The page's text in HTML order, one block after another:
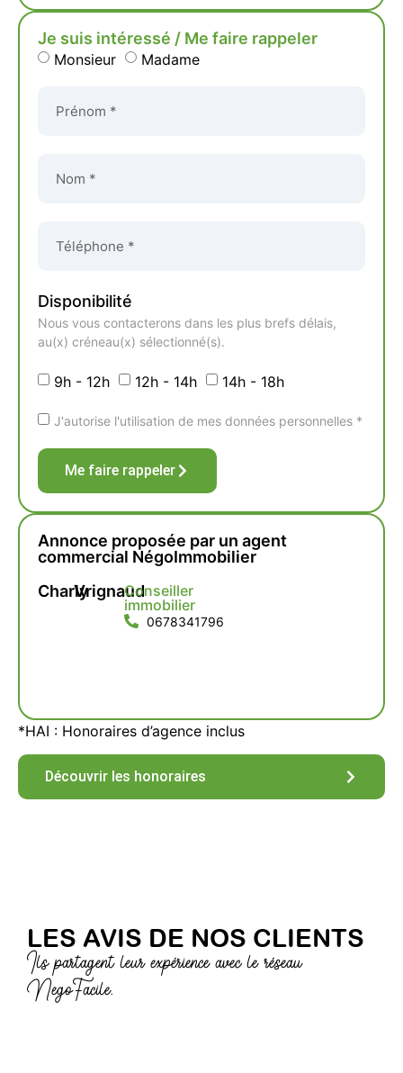
Je suis intéressé / Me faire rappeler
Monsieur Madame
Disponibilité
Nous vous contacterons dans les plus brefs délais,
au(x) créneau(x) sélectionné(s).
9h - 12h 12h - 14h 14h - 18h
J'autorise l'utilisation de mes données personnelles *
Me faire rappeler
Annonce proposée par un agent
commercial NégoImmobilier
CharlyVrignaudConseiller
immobilier
0678341796
*HAI : Honoraires d’agence inclus
Découvrir les honoraires
LES AVIS DE NOS CLIENTS
Ils partagent leur expérience avec le réseau
NegoFacile.